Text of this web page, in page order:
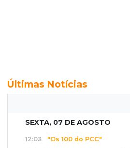
Últimas Notícias
SEXTA, 07 DE AGOSTO
12:03 "Os 100 do PCC"